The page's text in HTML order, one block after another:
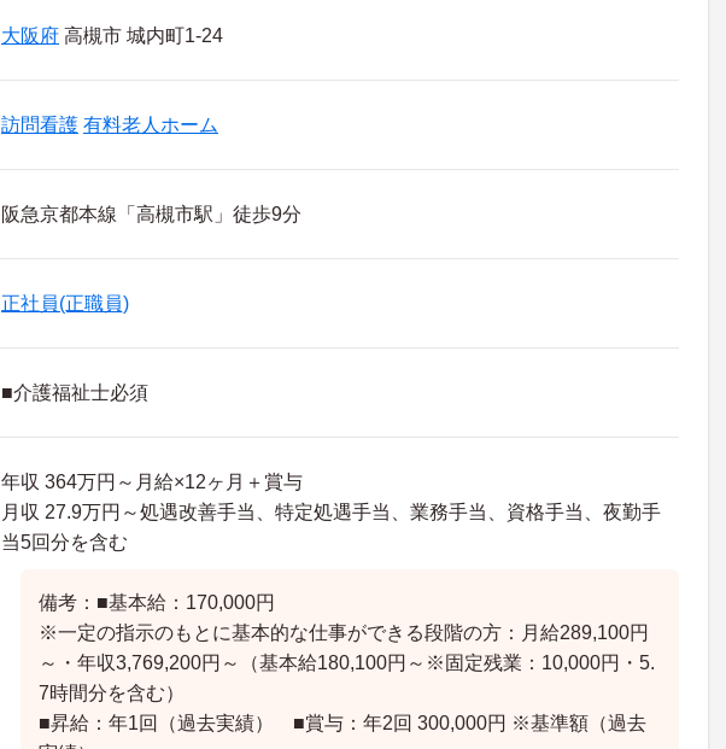
大阪府 高槻市 城内町1-24
訪問看護 有料老人ホーム
阪急京都本線「高槻市駅」徒歩9分
正社員(正職員)
■介護福祉士必須
年収 364万円～月給×12ヶ月＋賞与
月収 27.9万円～処遇改善手当、特定処遇手当、業務手当、資格手当、夜勤手
当5回分を含む
備考：■基本給：170,000円
※一定の指示のもとに基本的な仕事ができる段階の方：月給289,100円
～・年収3,769,200円～（基本給180,100円～※固定残業：10,000円・5.
7時間分を含む）
■昇給：年1回（過去実績） ■賞与：年2回 300,000円 ※基準額（過去